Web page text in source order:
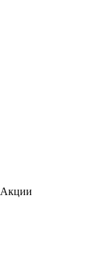
Акции